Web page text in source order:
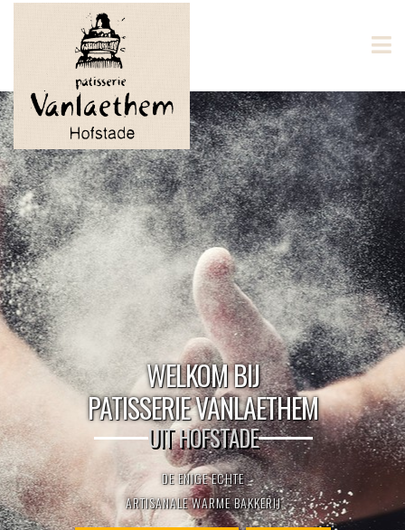
WELKOM BIJ
PATISSERIE VANLAETHEM
UIT HOFSTADE
DE ENIGE ECHTE
ARTISANALE WARME BAKKERIJ